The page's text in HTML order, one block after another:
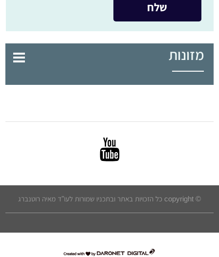
מזונות
© copyright כל הזכויות באתר ובתכניו שמורות לעו"ד מאיה רוטנברג
דרונט